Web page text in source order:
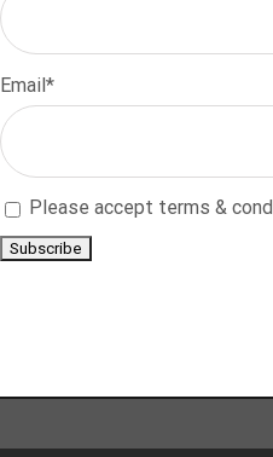
Email*
Please accept terms &